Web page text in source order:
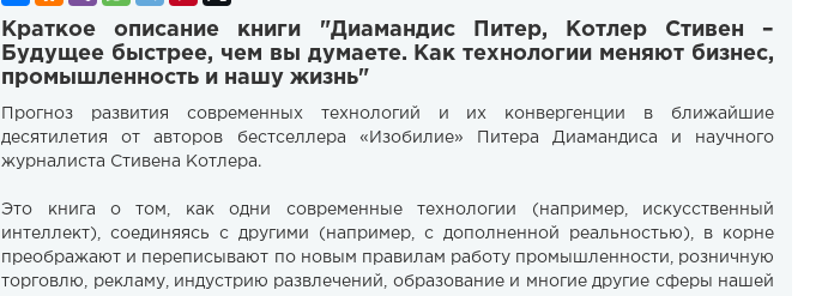
Краткое описание книги "Диамандис Питер, Котлер Стивен –
Будущее быстрее, чем вы думаете. Как технологии меняют бизнес,
промышленность и нашу жизнь"
Прогноз развития современных технологий и их конвергенции в ближайшие
десятилетия от авторов бестселлера «Изобилие» Питера Диамандиса и научного
журналиста Стивена Котлера.
Это книга о том, как одни современные технологии (например, искусственный
интеллект), соединяясь с другими (например, с дополненной реальностью), в корне
преображают и переписывают по новым правилам работу промышленности, розничную
торговлю, рекламу, индустрию развлечений, образование и многие другие сферы нашей